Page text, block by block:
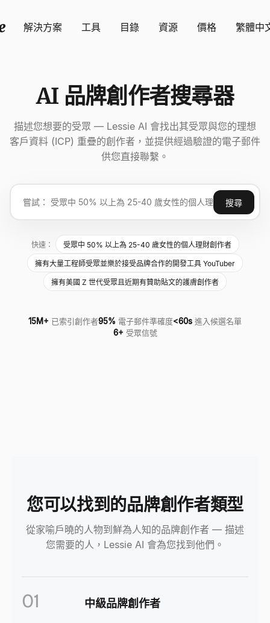
解決方案 工具 目錄 資源 價格 繁體中
AI 品牌創作者搜尋器
描述您想要的受眾 — Lessie AI 會找出其受眾與您的理想
客戶資料 (ICP) 重疊的創作者，並提供經過驗證的電子郵件
供您直接聯繫。
搜尋
快速： 受眾中 50% 以上為 25-40 歲女性的個人理財創作者
擁有大量工程師受眾並樂於接受品牌合作的開發工具 YouTuber
擁有美國 Z 世代受眾且近期有贊助貼文的護膚創作者
15M+ 已索引創作者95% 電子郵件準確度<60s 進入候選名單
6+ 受眾信號
您可以找到的品牌創作者類型
從家喻戶曉的人物到鮮為人知的品牌創作者 — 描述
您需要的人，Lessie AI 會為您找到他們。
01 中級品牌創作者